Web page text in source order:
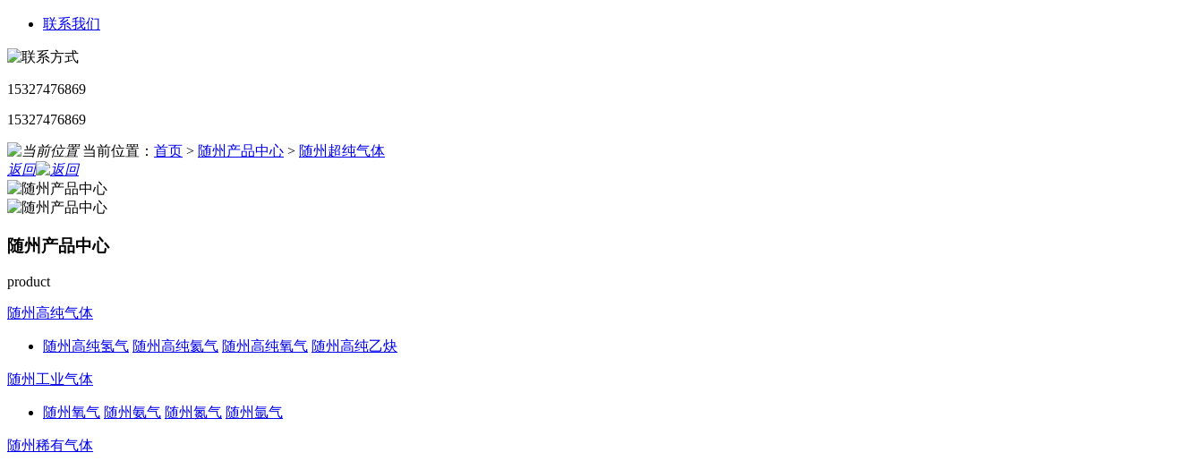
联系我们
15327476869
15327476869
当前位置： 首页 > 随州产品中心 > 随州超纯气体
返回
随州产品中心
product
随州高纯气体
随州高纯氢气 随州高纯氦气 随州高纯氧气 随州高纯乙炔
随州工业气体
随州氧气 随州氨气 随州氮气 随州氩气
随州稀有气体